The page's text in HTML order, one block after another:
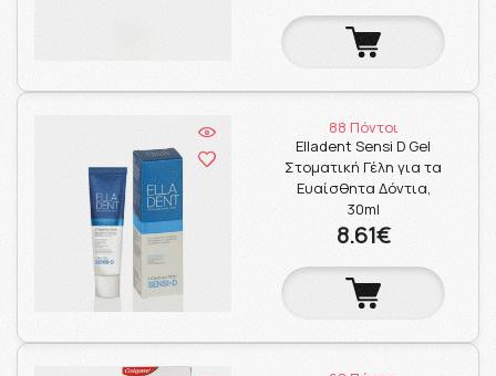
88 Πόντοι
Elladent Sensi D Gel
Στοματική Γέλη για τα
Ευαίσθητα Δόντια,
30ml
8.61€